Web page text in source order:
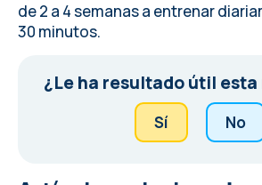
de 2 a 4 semanas a entrenar
30 minutos.
¿Le ha resultado útil
Sí No